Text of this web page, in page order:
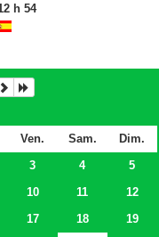
h 54
Ven. Sam.
Dim.
3 4
5
10 11
12
17 18
19